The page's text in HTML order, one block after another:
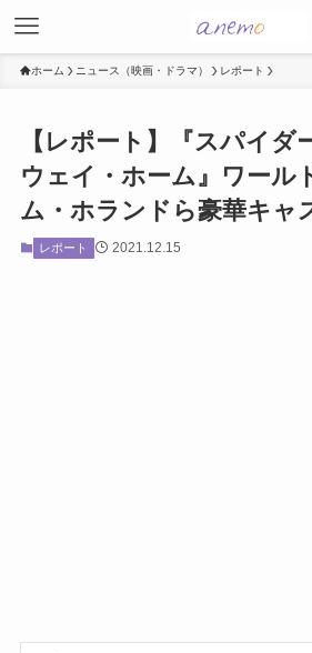
ホーム ニュース（映画・ドラマ） レポート
【レポート】『スパイダ
ウェイ・ホーム』ワール
ム・ホランドら豪華キャ
レポート 2021.12.15